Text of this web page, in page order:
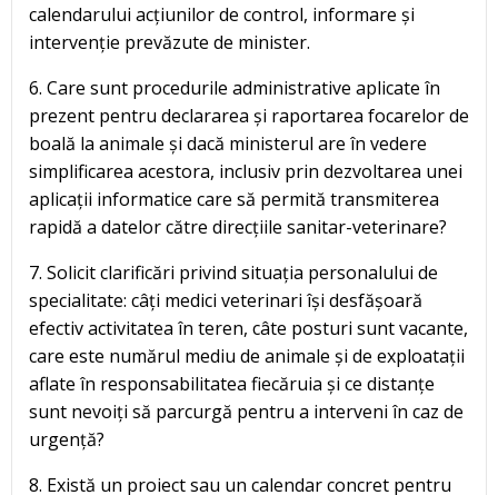
calendarului acțiunilor de control, informare și
intervenție prevăzute de minister.
6. Care sunt procedurile administrative aplicate în
prezent pentru declararea și raportarea focarelor de
boală la animale și dacă ministerul are în vedere
simplificarea acestora, inclusiv prin dezvoltarea unei
aplicații informatice care să permită transmiterea
rapidă a datelor către direcțiile sanitar-veterinare?
7. Solicit clarificări privind situația personalului de
specialitate: câți medici veterinari își desfășoară
efectiv activitatea în teren, câte posturi sunt vacante,
care este numărul mediu de animale și de exploatații
aflate în responsabilitatea fiecăruia și ce distanțe
sunt nevoiți să parcurgă pentru a interveni în caz de
urgență?
8. Există un proiect sau un calendar concret pentru